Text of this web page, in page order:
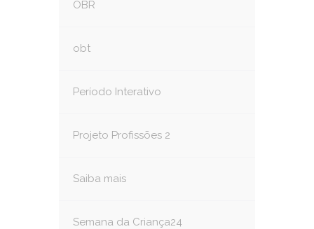
OBR
obt
Período Interativo
Projeto Profissões 2
Saiba mais
Semana da Criança24